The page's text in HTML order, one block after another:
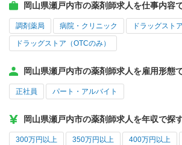
岡山県瀬戸内市の薬剤師求人を仕事内容
調剤薬局 病院・クリニック ドラッグスト
ドラッグストア（OTCのみ）
岡山県瀬戸内市の薬剤師求人を雇用形態
正社員 パート・アルバイト
岡山県瀬戸内市の薬剤師求人を年収で探
300万円以上 350万円以上 400万円以上